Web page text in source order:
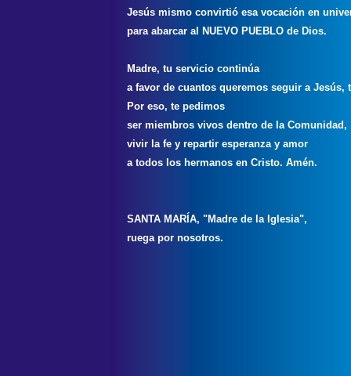
Jesús mismo convirtió esa vocación en
para abarcar al NUEVO PUEBLO de Dios.
Madre, tu servicio continúa
a favor de cuantos queremos seguir a Jesús,
Por eso, te pedimos
ser miembros vivos dentro de la Comunidad,
vivir la fe y repartir esperanza y amor
a todos los hermanos en Cristo. Amén.
SANTA MARÍA, "Madre de la Iglesia",
ruega por nosotros.